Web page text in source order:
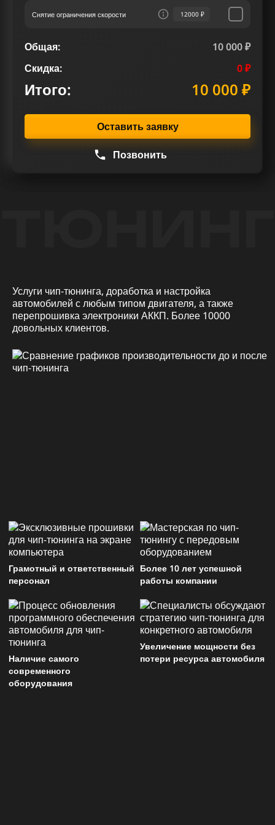
Снятие ограничения скорости 12000 ₽
Общая:
10 000 ₽
Скидка:
0 ₽
Итого: 10 000 ₽
Оставить заявку
Позвонить
Услуги чип-тюнинга, доработка и настройка
автомобилей с любым типом двигателя, а также
перепрошивка электроники АККП. Более 10000
довольных клиентов.
Грамотный и ответственный
персонал
Более 10 лет успешной
работы компании
Наличие самого
современного
оборудования
Увеличение мощности без
потери ресурса автомобиля